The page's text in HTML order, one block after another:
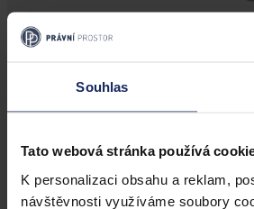
Souhlas
Tato webová stránka používá
K personalizaci obsahu a reklam,
návštěvnosti využíváme soubory